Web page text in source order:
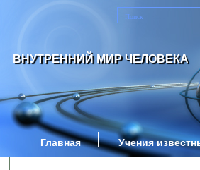
ВНУТРЕННИЙ МИР ЧЕЛОВЕКА
Главная Учения